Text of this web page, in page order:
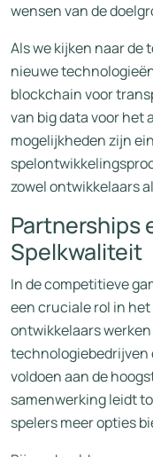
wensen van de
Als we kijken naar de
nieuwe
blockchain voor
van big data voor het
mogelijkheden zijn
zowel ontwikkelaars
Partnerships
Spelkwaliteit
In de competitieve
een cruciale rol in
ontwikkelaars
technologiebedrijven
voldoen aan de
samenwerking leidt
spelers meer opties